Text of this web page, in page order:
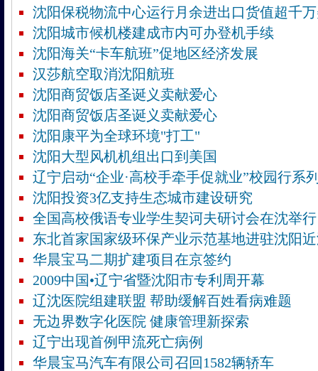
沈阳保税物流中心运行月余进出口货值超千
沈阳城市候机楼建成市内可办登机手续
沈阳海关“卡车航班”促地区经济发展
汉莎航空取消沈阳航班
沈阳商贸饭店圣诞义卖献爱心
沈阳商贸饭店圣诞义卖献爱心
沈阳康平为全球环境"打工"
沈阳大型风机机组出口到美国
辽宁启动“企业·高校手牵手促就业”校园行系
沈阳投资3亿支持生态城市建设研究
全国高校俄语专业学生契诃夫研讨会在沈举行
东北首家国家级环保产业示范基地进驻沈阳
华晨宝马二期扩建项目在京签约
2009中国•辽宁省暨沈阳市专利周开幕
辽沈医院组建联盟 帮助缓解百姓看病难题
无边界数字化医院 健康管理新探索
辽宁出现首例甲流死亡病例
华晨宝马汽车有限公司召回1582辆轿车